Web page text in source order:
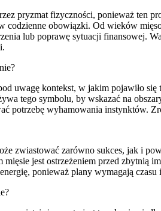
pryzmat fizyczności, ponieważ ten
codzienne obowiązki. Od wieków
lub poprawę sytuacji finansowej.
uwagę kontekst, w jakim pojawiło
tego symbolu, by wskazać na
potrzebę wyhamowania instynktów.
zwiastować zarówno sukces, jak i
jest ostrzeżeniem przed
ponieważ plany wymagają